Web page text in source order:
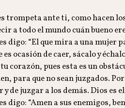
trompeta ante ti, como hacen
a todo el mundo cuán bueno
digo: “El que mira a una
es ocasión de caer, sácalo y
corazón, pues esta es un
para que no sean juzgados.
de juzgar a los demás. Dios es
digo: “Amen a sus enemigos,